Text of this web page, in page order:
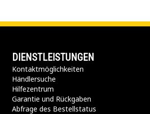
DIENSTLEISTUNGEN
Kontaktmöglichkeiten​
Händlersuche
Hilfezentrum
Garantie und Rückgaben
Abfrage des Bestellstatus